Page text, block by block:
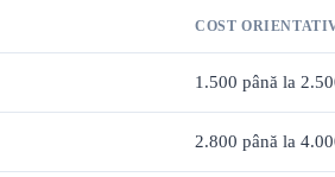
COST
1.500 până la
2.800 până la